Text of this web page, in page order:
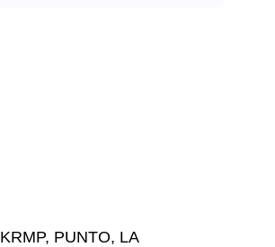
KRMP, PUNTO, LA